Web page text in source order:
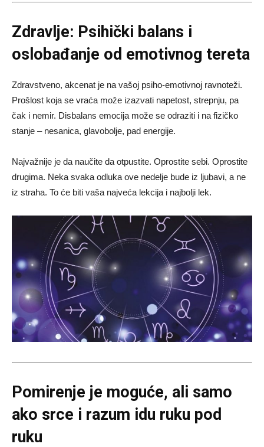
Zdravlje: Psihički balans i
oslobađanje od emotivnog tereta
Zdravstveno, akcenat je na vašoj psiho-emotivnoj ravnoteži.
Prošlost koja se vraća može izazvati napetost, strepnju, pa
čak i nemir. Disbalans emocija može se odraziti i na fizičko
stanje – nesanica, glavobolje, pad energije.
Najvažnije je da naučite da otpustite. Oprostite sebi. Oprostite
drugima. Neka svaka odluka ove nedelje bude iz ljubavi, a ne
iz straha. To će biti vaša najveća lekcija i najbolji lek.
Pomirenje je moguće, ali samo
ako srce i razum idu ruku pod
ruku